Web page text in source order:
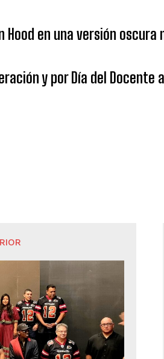
Hood en una versión
y por Día del Docente